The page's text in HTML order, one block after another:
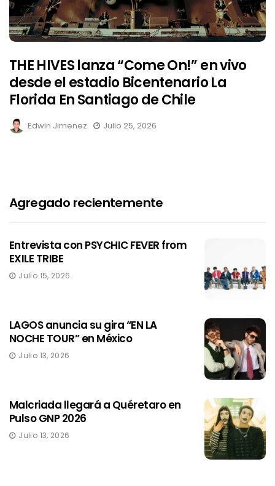
THE HIVES lanza “Come On!” en vivo
desde el estadio Bicentenario La
Florida En Santiago de Chile
Edwin Jimenez Julio 25, 2026
Agregado recientemente
Entrevista con PSYCHIC FEVER from
EXILE TRIBE
Julio 15, 2026
LAGOS anuncia su gira “EN LA
NOCHE TOUR” en México
Julio 13, 2026
Malcriada llegará a Quéretaro en
Pulso GNP 2026
Julio 13, 2026